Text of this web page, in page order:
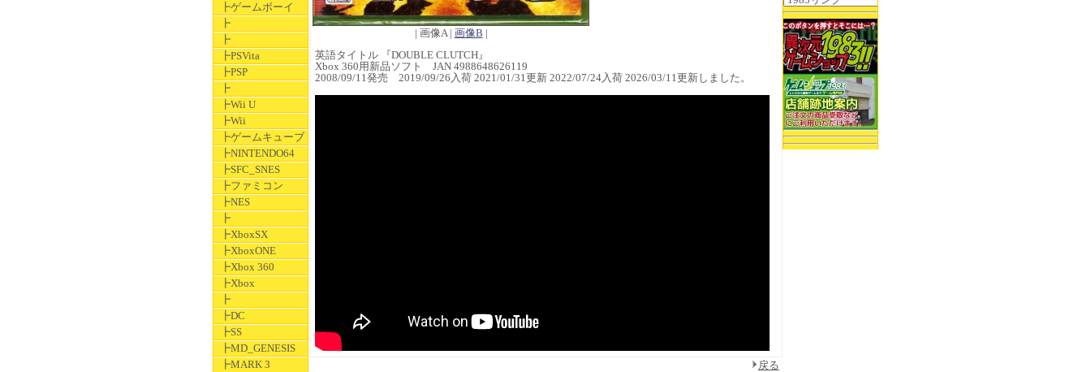
┣ゲームボーイ
┣
┣
┣PSVita
┣PSP
┣
┣Wii U
┣Wii
┣ゲームキューブ
┣NINTENDO64
┣SFC_SNES
┣ファミコン
┣NES
┣
┣XboxSX
┣XboxONE
┣Xbox 360
┣Xbox
┣
┣DC
┣SS
┣MD_GENESIS
┣MARK 3
| 画像A | 画像B |
英語タイトル 『DOUBLE CLUTCH』
Xbox 360用新品ソフト JAN 4988648626119
2008/09/11発売 2019/09/26入荷 2021/01/31更新 2022/07/24入荷 2026/03/11更新しました。
戻る